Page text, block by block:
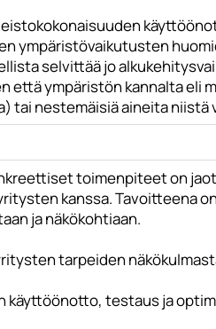
ympäristövaikutusten
selvittää jo
ympäristön kannalta eli
tai nestemäisiä aineita niistä
toimenpiteet on
kanssa. Tavoitteena
ja näkökohtiaan.
tarpeiden
käyttöönotto, testaus ja